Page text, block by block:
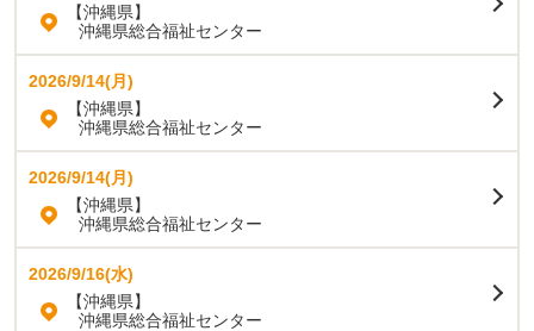
【沖縄県】
沖縄県総合福祉センター
2026/9/14(月)
【沖縄県】
沖縄県総合福祉センター
2026/9/14(月)
【沖縄県】
沖縄県総合福祉センター
2026/9/16(水)
【沖縄県】
沖縄県総合福祉センター